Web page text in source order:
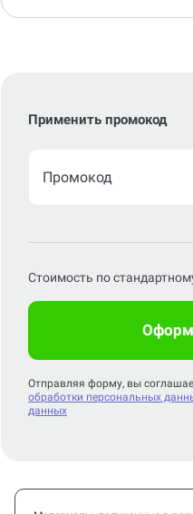
Применить промокод
Стоимость по
Отправляя форму, вы
обработки персональных
данных